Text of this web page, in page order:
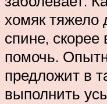
хомяк
спине, скорее
помочь.
предложит в
выполнить